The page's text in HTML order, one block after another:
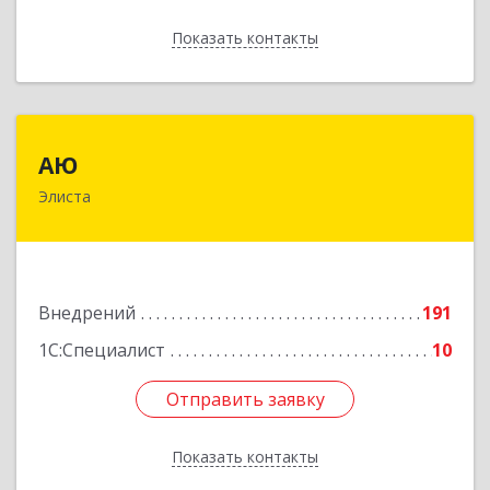
Показать контакты
Назад
АЮ
Элиста
Внедрений
191
1С:Специалист
10
Отправить заявку
Показать контакты
358009, Калмыкия Респ, Элиста г, А.С.Пушкина
Отправить заявку
Назад